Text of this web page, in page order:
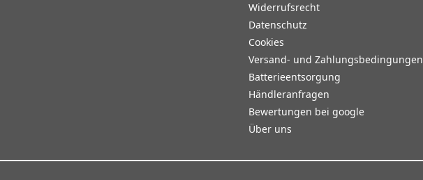
Widerrufsrecht
Datenschutz
Cookies
Versand- und Zahlungsbedingungen
Batterieentsorgung
Händleranfragen
Bewertungen bei google
Über uns